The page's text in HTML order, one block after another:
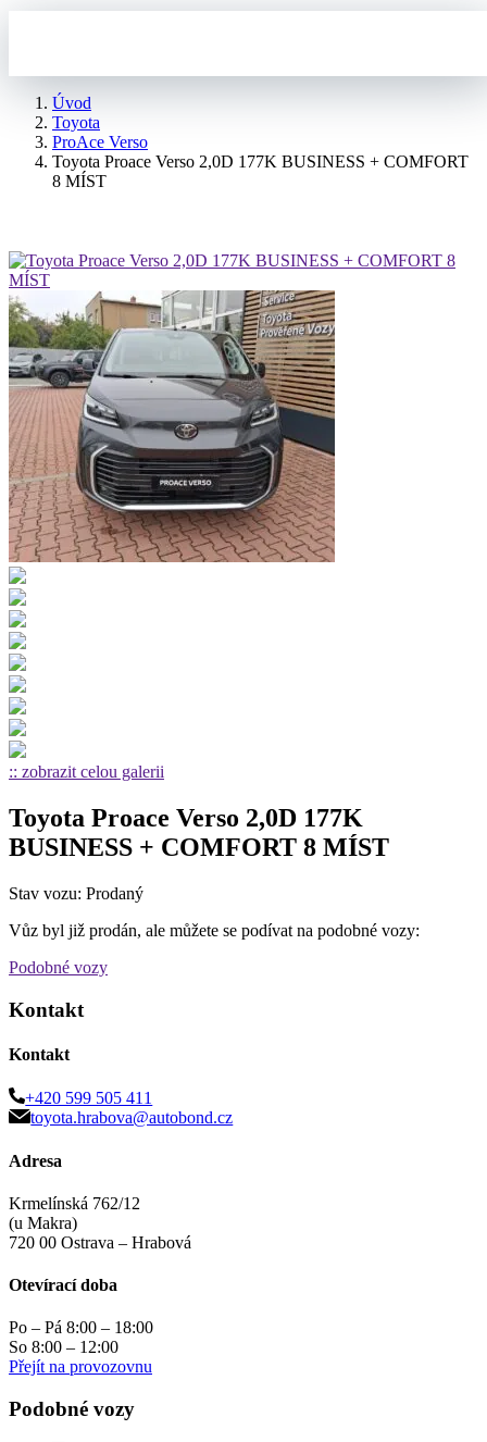
Úvod
Toyota
ProAce Verso
Toyota Proace Verso 2,0D 177K BUSINESS + COMFORT
8 MÍST
:: zobrazit celou galerii
Toyota Proace Verso 2,0D 177K
BUSINESS + COMFORT 8 MÍST
Stav vozu: Prodaný
Vůz byl již prodán, ale můžete se podívat na podobné vozy:
Podobné vozy
Kontakt
Kontakt
+420 599 505 411
toyota.hrabova@autobond.cz
Adresa
Krmelínská 762/12
(u Makra)
720 00 Ostrava – Hrabová
Otevírací doba
Po – Pá 8:00 – 18:00
So 8:00 – 12:00
Přejít na provozovnu
Podobné vozy